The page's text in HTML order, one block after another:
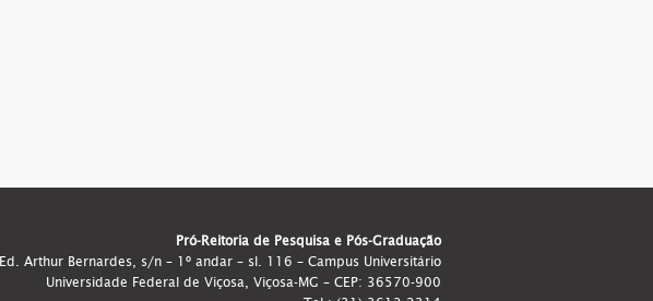
Pró-Reitoria de Pesquisa e Pós-Graduação
Ed. Arthur Bernardes, s/n – 1º andar – sl. 116 – Campus Universitário
Universidade Federal de Viçosa, Viçosa-MG – CEP: 36570-900